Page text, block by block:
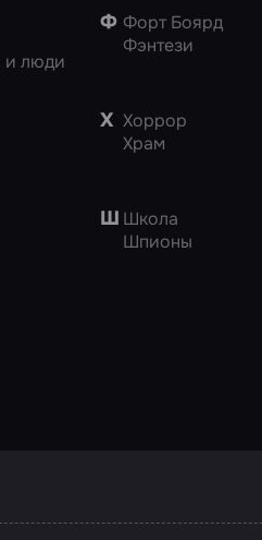
и люди
Ф Форт Боярд
Фэнтези
Х Хоррор
Храм
Ш Школа
Шпионы